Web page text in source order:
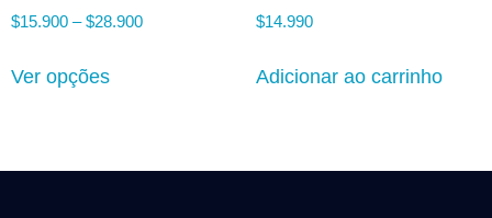
$15.900 – $28.900
Ver opções
$14.990
Adicionar ao carrinho